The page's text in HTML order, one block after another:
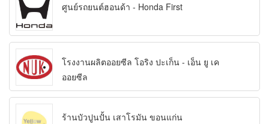
ศูนย์รถยนต์ฮอนด้า - Honda First
โรงงานผลิตออยซีล โอริง ปะเก็น - เอ็น ยู เค
ออยซีล
ร้านบัวปูนปั้น เสาโรมัน ขอนแก่น